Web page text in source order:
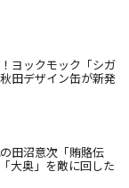
ヨックモック「シガ
田デザイン缶が新発
田沼意次「賄賂伝
大奥」を敵に回した